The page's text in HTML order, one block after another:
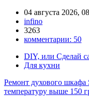
04 августа 2026,
infino
3263
комментарии: 50
DIY, или Сделай
Для кухни
Ремонт духового шкафа
температуру выше 150